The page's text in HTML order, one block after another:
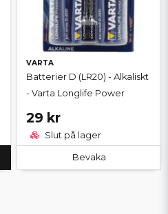
VARTA
Batterier D (LR20) - Alkaliskt
- Varta Longlife Power
29 kr
Slut på lager
Bevaka